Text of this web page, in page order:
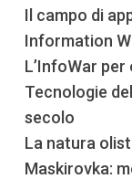
Il campo di
Information
L’InfoWar
Tecnologie
secolo
La natura
Maskirovka: